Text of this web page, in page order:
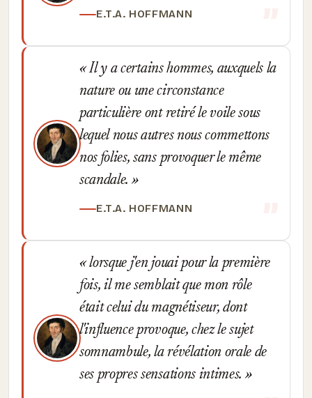
E.T.A. HOFFMANN
Il y a certains hommes, auxquels la
nature ou une circonstance
particulière ont retiré le voile sous
lequel nous autres nous commettons
nos folies, sans provoquer le même
scandale.
E.T.A. HOFFMANN
lorsque j'en jouai pour la première
fois, il me semblait que mon rôle
était celui du magnétiseur, dont
l'influence provoque, chez le sujet
somnambule, la révélation orale de
ses propres sensations intimes.